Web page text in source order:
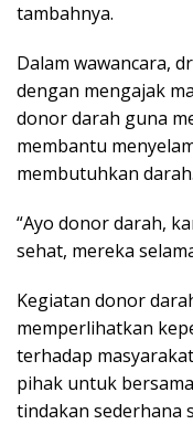
tambahnya.
Dalam wawancara,
dengan mengajak
donor darah guna
membantu
membutuhkan darah.
“Ayo donor darah,
sehat, mereka
Kegiatan donor
memperlihatkan
terhadap
pihak untuk
tindakan sederhana